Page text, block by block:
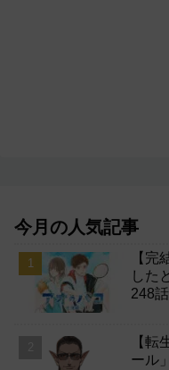
今月の人気記事
【完
した
248
【転
ール